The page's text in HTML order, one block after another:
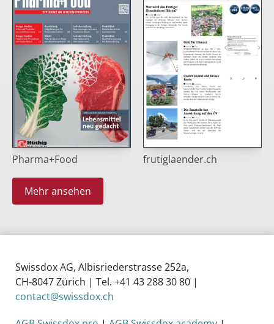
Pharma+Food frutiglaender.ch
Mehr ansehen
Swissdox AG, Albisriederstrasse 252a,
CH‑8047 Zürich | Tel. +41 43 288 30 80 |
contact@swissdox.ch